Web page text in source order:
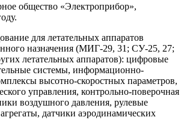
общество «Электроприбор»,
для летательных аппаратов
назначения (МИГ-29, 31; СУ-25, 27;
летательных аппаратов): цифровые
системы, информационно-
высотно-скоростных параметров,
управления, контрольно-поверочная
воздушного давления, рулевые
датчики аэродинамических